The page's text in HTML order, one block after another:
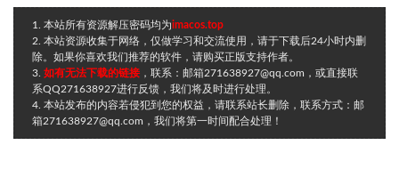
1. 本站所有资源解压密码均为imacos.top
2. 本站资源收集于网络，仅做学习和交流使用，请于下载后24小时内删
除。如果你喜欢我们推荐的软件，请购买正版支持作者。
3. 如有无法下载的链接 ，联系：邮箱271638927@qq.com，或直接联
系QQ271638927进行反馈，我们将及时进行处理。
4. 本站发布的内容若侵犯到您的权益，请联系站长删除，联系方式：邮
箱271638927@qq.com，我们将第一时间配合处理！